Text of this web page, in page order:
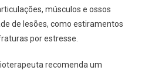
músculos e ossos
de lesões, como estiramentos
por estresse.
recomenda um